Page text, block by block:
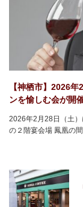
【神栖市】2026
ンを愉しむ会が開
2026年2月28日（土）
の２階宴会場 鳳凰の